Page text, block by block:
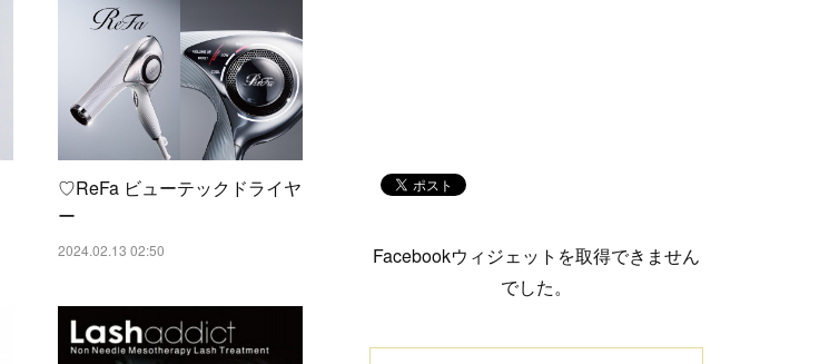
♡ReFa ビューテックドライヤ
ー
2024.02.13 02:50
Facebookウィジェットを取得できません
でした。